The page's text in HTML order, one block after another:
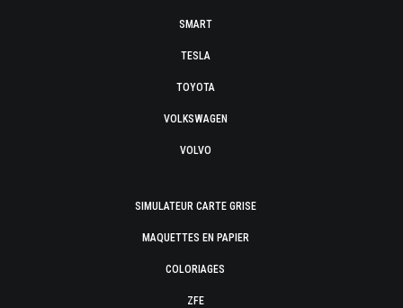
SMART
TESLA
TOYOTA
VOLKSWAGEN
VOLVO
SIMULATEUR CARTE GRISE
MAQUETTES EN PAPIER
COLORIAGES
ZFE